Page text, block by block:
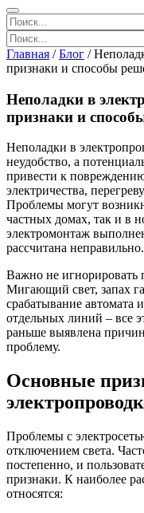
Главная / Блог /
признаки и способы
Неполадки в
признаки и
Неполадки в
неудобство, а
привести к
электричества,
Проблемы могут
частных домах, так и в
электромонтаж
рассчитана неправильно.
Важно не игнорировать
Мигающий свет, запах
срабатывание автомата
отдельных линий – все
раньше выявлена
проблему.
Основные
Проблемы с
отключением света.
постепенно, и
признаки. К наиболее
относятся: